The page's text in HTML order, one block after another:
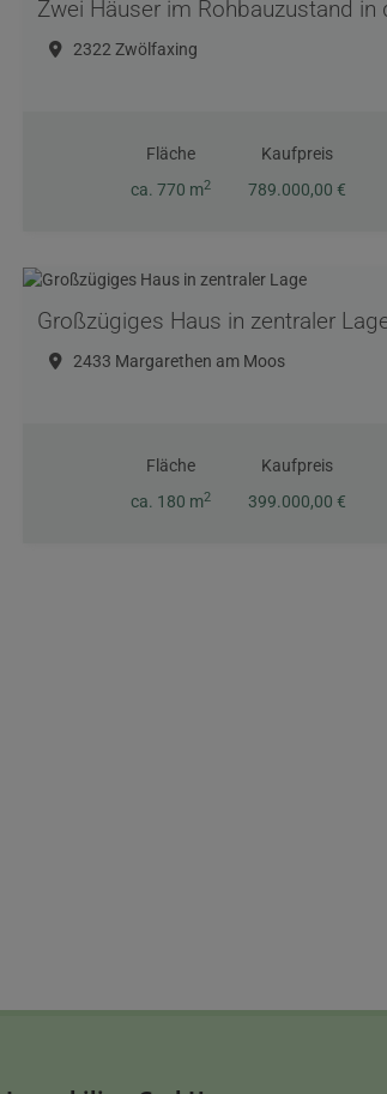
2322 Zwölfaxing
Fläche
ca. 770 m2
Kaufpreis
789.000,00 €
Großzügiges Haus in zentraler
2433 Margarethen am Moos
Fläche
ca. 180 m2
Kaufpreis
399.000,00 €